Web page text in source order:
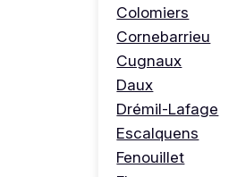
Colomiers
Cornebarrieu
Cugnaux
Daux
Drémil-Lafage
Escalquens
Fenouillet